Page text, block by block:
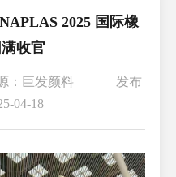
2025 国际橡
收官
：巨发颜料 发布
04-18